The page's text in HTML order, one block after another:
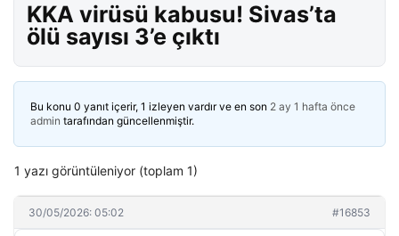
KKA virüsü kabusu! Sivas’ta
ölü sayısı 3’e çıktı
Bu konu 0 yanıt içerir, 1 izleyen vardır ve en son 2 ay 1 hafta önce
admin tarafından güncellenmiştir.
1 yazı görüntüleniyor (toplam 1)
30/05/2026: 05:02 #16853